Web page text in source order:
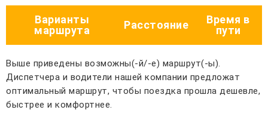
Варианты
маршрута
Расстояние
Время в
пути
Выше приведены возможны(-й/-е) маршрут(-ы).
Диспетчера и водители нашей компании предложат
оптимальный маршрут, чтобы поездка прошла дешевле,
быстрее и комфортнее.